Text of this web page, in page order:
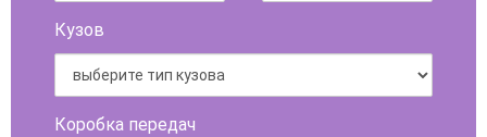
Кузов
Коробка передач